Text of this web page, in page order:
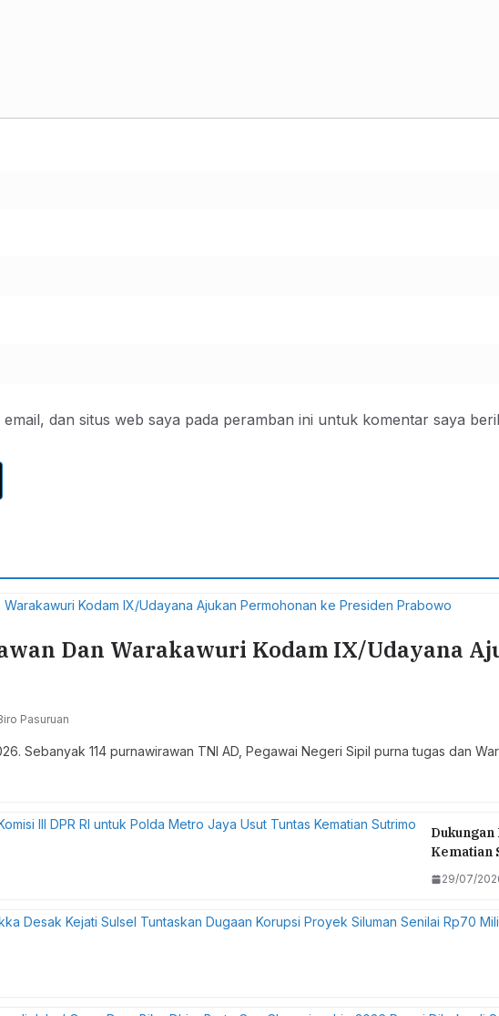
email, dan situs web saya pada peramban ini untuk komentar saya
Dan Warakawuri Kodam IX/Udayana
Pasuruan
Sebanyak 114 purnawirawan TNI AD, Pegawai Negeri Sipil purna tugas dan
Kematian
29/07/